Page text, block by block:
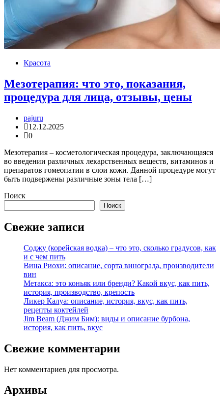
Красота
Мезотерапия: что это, показания,
процедура для лица, отзывы, цены
pajuru
12.12.2025
0
Мезотерапия – косметологическая процедура, заключающаяся
во введении различных лекарственных веществ, витаминов и
препаратов гомеопатии в слои кожи. Данной процедуре могут
быть подвержены различные зоны тела […]
Поиск
Поиск
Свежие записи
Соджу (корейская водка) – что это, сколько градусов, как
и с чем пить
Вина Риохи: описание, сорта винограда, производители
вин
Метакса: это коньяк или бренди? Какой вкус, как пить,
история, производство, крепость
Ликер Калуа: описание, история, вкус, как пить,
рецепты коктейлей
Jim Beam (Джим Бим): виды и описание бурбона,
история, как пить, вкус
Свежие комментарии
Нет комментариев для просмотра.
Архивы